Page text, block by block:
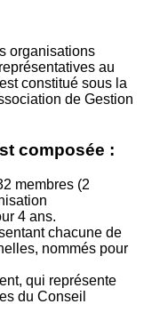
organisations
au
constitué sous la
de Gestion
composée :
membres (2
4 ans.
chacune de
nommés pour
qui représente
du Conseil